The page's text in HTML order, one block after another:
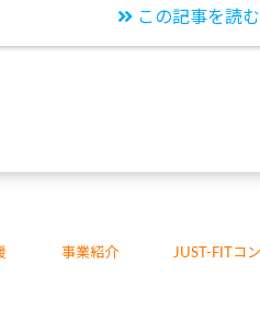
この記事を読む
事業紹介 JUST-FITコ